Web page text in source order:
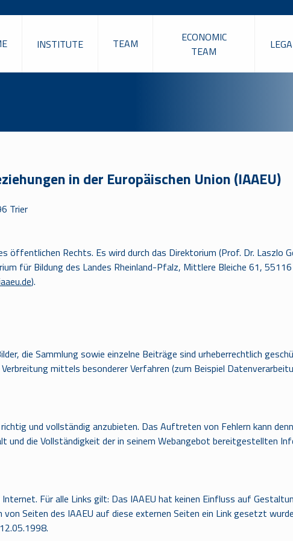
INSTITUTE TEAM
ECONOMIC
TEAM
in der Europäischen Union (IAAEU)
Trier
öffentlichen Rechts. Es wird durch das Direktorium (Prof. Dr. Laszlo
für Bildung des Landes Rheinland-Pfalz, Mittlere Bleiche 61,
).
die Sammlung sowie einzelne Beiträge sind urheberrechtlich
mittels besonderer Verfahren (zum Beispiel
und vollständig anzubieten. Das Auftreten von Fehlern kann
die Vollständigkeit der in seinem Webangebot bereitgestellten
Für alle Links gilt: Das IAAEU hat keinen Einfluss auf
Seiten des IAAEU auf diese externen Seiten ein Link gesetzt